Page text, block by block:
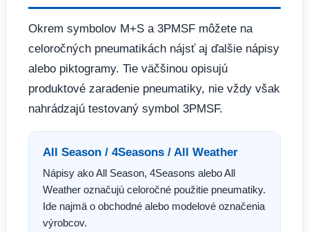
Okrem symbolov M+S a 3PMSF môžete na
celoročných pneumatikách nájsť aj ďalšie nápisy
alebo piktogramy. Tie väčšinou opisujú
produktové zaradenie pneumatiky, nie vždy však
nahrádzajú testovaný symbol 3PMSF.
All Season / 4Seasons / All Weather
Nápisy ako All Season, 4Seasons alebo All
Weather označujú celoročné použitie pneumatiky.
Ide najmä o obchodné alebo modelové označenia
výrobcov.